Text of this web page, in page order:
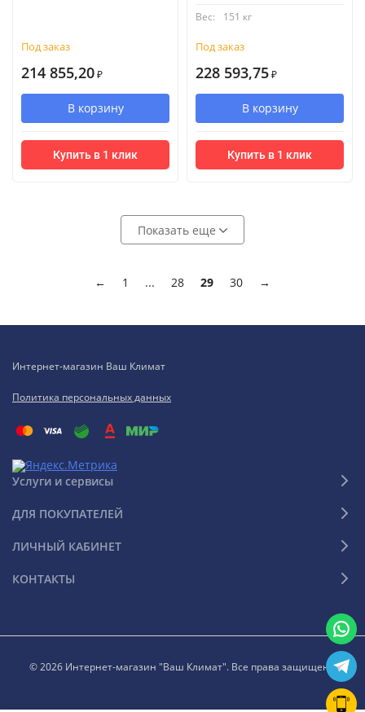
Под заказ
214 855,20 ₽
В корзину
Купить в 1 клик
Вес: 151 кг
Под заказ
228 593,75 ₽
В корзину
Купить в 1 клик
Показать еще
← 1 ... 28 29 30 →
Интернет-магазин Ваш Климат
Политика персональных данных
Услуги и сервисы
ДЛЯ ПОКУПАТЕЛЕЙ
ЛИЧНЫЙ КАБИНЕТ
КОНТАКТЫ
© 2026 Интернет-магазин "Ваш Климат". Все права защищены